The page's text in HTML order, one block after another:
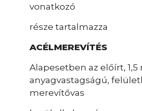
vonatkozó
része tartalmazza
ACÉLMEREVÍTÉS
Alapesetben az előírt, 1,5
anyagvastagságú,
merevítővas